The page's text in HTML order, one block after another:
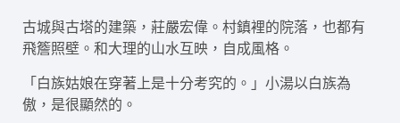
古城與古塔的建築，莊嚴宏偉。村鎮裡的院落，也都有
飛簷照壁。和大理的山水互映，自成風格。
「白族姑娘在穿著上是十分考究的。」小湯以白族為
傲，是很顯然的。